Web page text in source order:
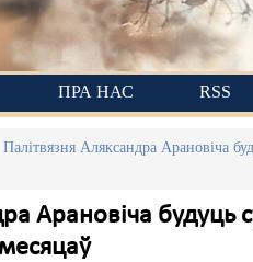
ПРА НАС RSS
Палітвязня Аляксандра Арановіча
Арановіча